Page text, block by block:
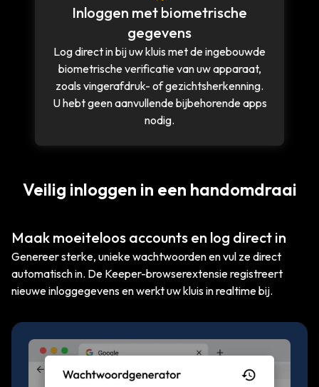
Inloggen met biometrische
gegevens
Log direct in bij uw kluis met de ingebouwde
biometrische verificatie van uw apparaat,
zoals vingerafdruk- of gezichtsherkenning.
U hebt geen aanvullende bijbehorende apps
nodig.
Veilig inloggen in een handomdraai
Maak moeiteloos accounts en log direct in
Genereer sterke, unieke wachtwoorden en vul ze direct
automatisch in. De Keeper-browserextensie registreert
nieuwe inloggegevens en werkt uw kluis in realtime bij.